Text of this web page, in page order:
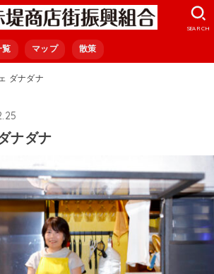
覧 マップ 散策
SEARCH
ダナダナ
ナダナ